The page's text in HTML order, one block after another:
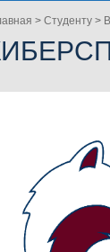
> Студенту >